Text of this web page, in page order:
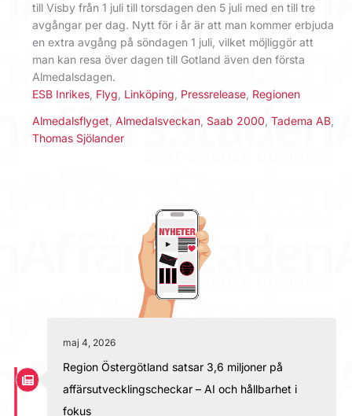
till Visby från 1 juli till torsdagen den 5 juli med en till tre
avgångar per dag. Nytt för i år är att man kommer erbjuda
en extra avgång på söndagen 1 juli, vilket möjliggör att
man kan resa över dagen till Gotland även den första
Almedalsdagen.
ESB Inrikes Flyg Linköping Pressrelease Regionen
Almedalsflyget Almedalsveckan Saab 2000 Tadema AB
Thomas Sjölander
maj 4, 2026
Region Östergötland satsar 3,6 miljoner på
affärsutvecklingscheckar – AI och hållbarhet i
fokus